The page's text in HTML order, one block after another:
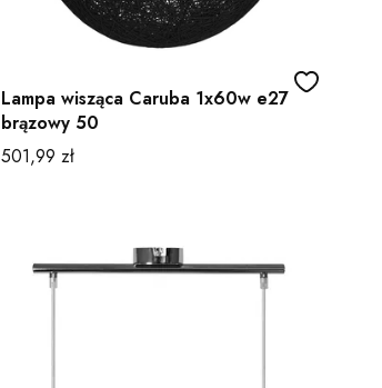
Lampa wisząca Caruba 1x60w e27
brązowy 50
Cena
501,99 zł